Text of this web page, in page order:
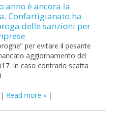
anno è ancora la
Confartigianato ha
delle sanzioni per
per evitare il pesante
aggiornamento del
In caso contrario scatta
| Read more |